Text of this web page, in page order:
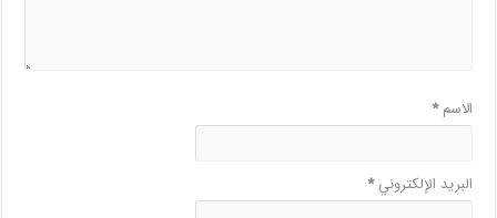
الاسم*
البريد الإلكتروني*